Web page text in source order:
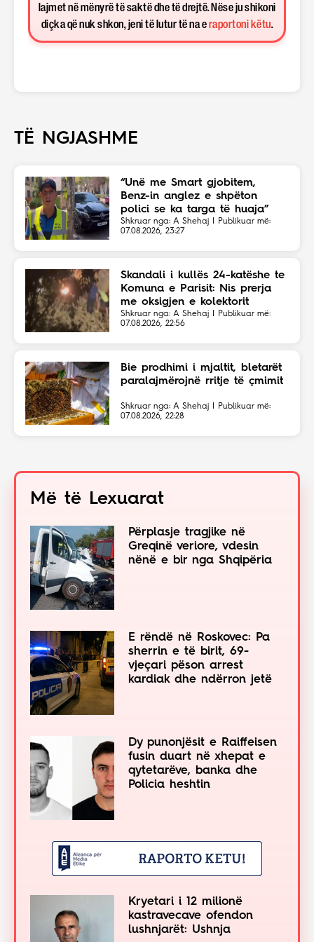
lajmet në mënyrë të saktë dhe të drejtë. Nëse ju shikoni
diçka që nuk shkon, jeni të lutur të na e raportoni këtu.
TË NGJASHME
“Unë me Smart gjobitem,
Benz-in anglez e shpëton
polici se ka targa të huaja”
Shkruar nga: A Shehaj | Publikuar më:
07.08.2026, 23:27
Skandali i kullës 24-katëshe te
Komuna e Parisit: Nis prerja
me oksigjen e kolektorit
magjistral në fshehtësi
Shkruar nga: A Shehaj | Publikuar më:
07.08.2026, 22:56
Bie prodhimi i mjaltit, bletarët
paralajmërojnë rritje të çmimit
Shkruar nga: A Shehaj | Publikuar më:
07.08.2026, 22:28
Më të Lexuarat
Përplasje tragjike në
Greqinë veriore, vdesin
nënë e bir nga Shqipëria
E rëndë në Roskovec: Pa
sherrin e të birit, 69-
vjeçari pëson arrest
kardiak dhe ndërron jetë
Dy punonjësit e Raiffeisen
fusin duart në xhepat e
qytetarëve, banka dhe
Policia heshtin
Kryetari i 12 milionë
kastravecave ofendon
lushnjarët: Ushnja